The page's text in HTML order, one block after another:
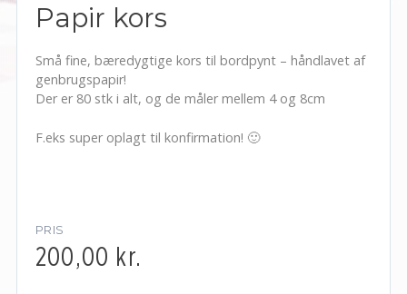
Papir kors
Små fine, bæredygtige kors til bordpynt – håndlavet af
genbrugspapir!
Der er 80 stk i alt, og de måler mellem 4 og 8cm
F.eks super oplagt til konfirmation! 🙂
PRIS
200,00 kr.